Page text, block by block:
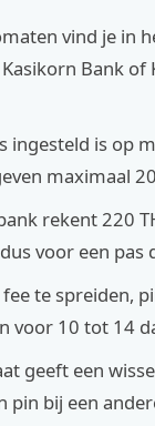
vind je in
Bank of
ingesteld is op
maximaal
rekent 220
voor een pas
te spreiden,
voor 10 tot 14
geeft een
pin bij een